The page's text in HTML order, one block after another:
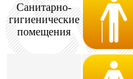
Санитарно-
гигиенические
помещения